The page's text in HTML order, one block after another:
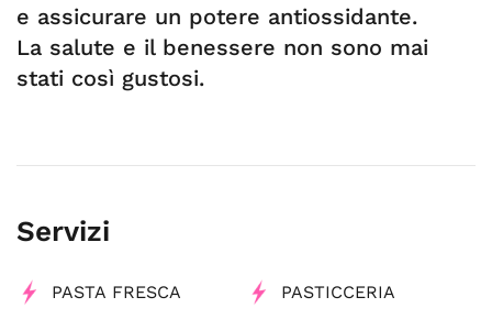
e assicurare un potere antiossidante.
La salute e il benessere non sono mai
stati così gustosi.
Servizi
PASTA FRESCA PASTICCERIA